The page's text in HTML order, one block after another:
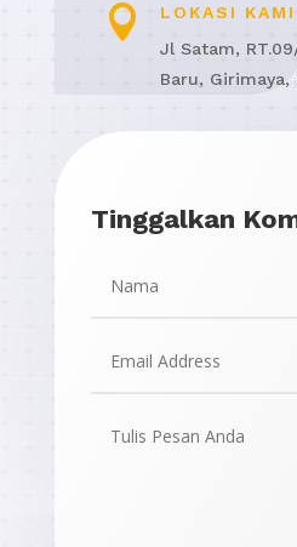

LOKASI KAMI
Jl Satam,
Baru, Girimaya,
Tinggalkan